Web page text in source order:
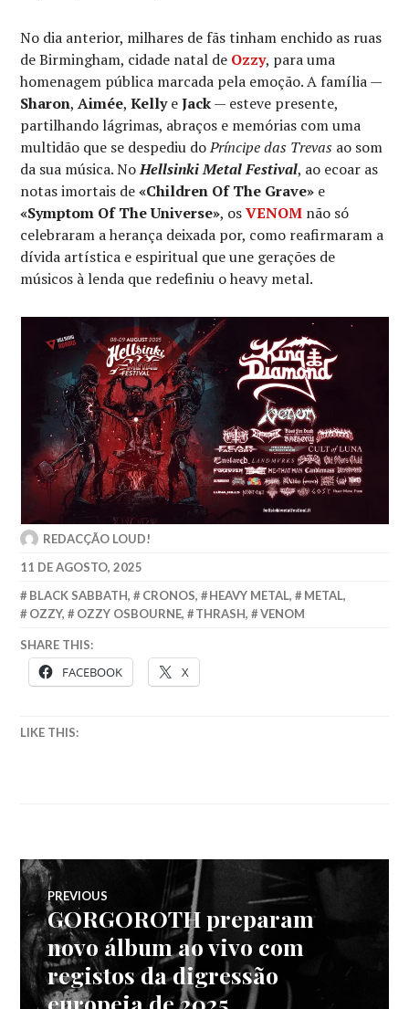
No dia anterior, milhares de fãs tinham enchido as ruas
de Birmingham, cidade natal de Ozzy, para uma
homenagem pública marcada pela emoção. A família —
Sharon,Aimée,KellyeJack— esteve presente,
partilhando lágrimas, abraços e memórias com uma
multidão que se despediu doPríncipe das Trevas ao som
da sua música. NoHellsinki Metal Festival, ao ecoar as
notas imortais de«Children Of The Grave» e
«Symptom Of The Universe», osVENOM não só
celebraram a herança deixada por, como reafirmaram a
dívida artística e espiritual que une gerações de
músicos à lenda que redefiniu o heavy metal.
REDACÇÃO LOUD!
11 DE AGOSTO, 2025
BLACK SABBATH, CRONOS, HEAVY METAL, METAL,
OZZY, OZZY OSBOURNE, THRASH, VENOM
SHARE THIS:
FACEBOOK X
LIKE THIS:
Navegação
de
artigos
PREVIOUS
Previous
post:
GORGOROTH preparam
novo álbum ao vivo com
registos da digressão